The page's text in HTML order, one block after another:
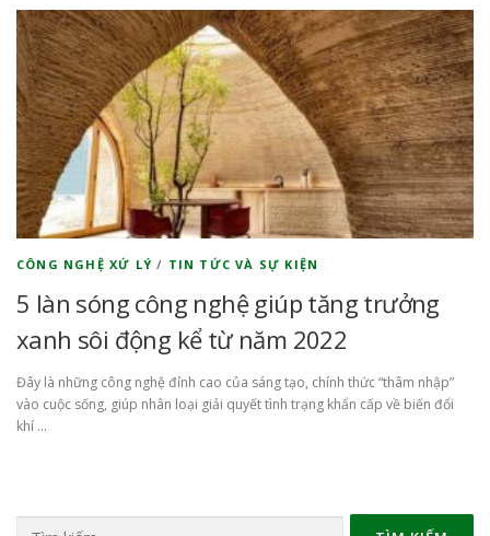
CÔNG NGHỆ XỨ LÝ / TIN TỨC VÀ SỰ KIỆN
5 làn sóng công nghệ giúp tăng trưởng
xanh sôi động kể từ năm 2022
Đây là những công nghệ đỉnh cao của sáng tạo, chính thức “thâm nhập”
vào cuộc sống, giúp nhân loại giải quyết tình trạng khẩn cấp về biến đổi
khí …